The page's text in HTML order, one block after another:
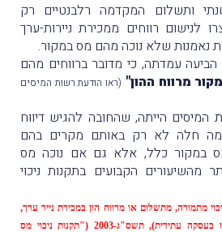
ותשלום המקדמה רלבנטיים רק
לנישום רווחים ממכירת ניירות-ערך
נאמנות שלא נוכה מהם מס במקור.
הביעה עמדתה, כי מדובר ברווחים מהם
מרווח ההון" (ראו הודעת רשות המיסים
המיסים הייתה, שהחובה להגיש דיווח
חלה לא רק באותם מקרים בהם
במקור כלל, אלא גם אם נוכה מס
מהשיעורים הקבועים בתקנות ניכוי
מתמורה, מתשלום או מרווח הון במכירת נייר ערך,
במכירת יחידה בקרן נאמנות או בעסקה עתידית), תשס"ג-2003 ("תקנות ניכוי מס